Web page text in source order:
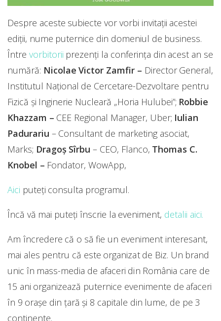
Despre aceste subiecte vor vorbi invitații acestei
ediții, nume puternice din domeniul de business.
Între vorbitorii prezenți la conferința din acest an se
numără: Nicolae Victor Zamfir – Director General,
Institutul Național de Cercetare-Dezvoltare pentru
Fizică și Inginerie Nucleară „Horia Hulubei”; Robbie
Khazzam – CEE Regional Manager, Uber; Iulian
Padurariu – Consultant de marketing asociat,
Marks; Dragoș Sîrbu – CEO, Flanco, Thomas C.
Knobel – Fondator, WowApp,
Aici puteți consulta programul.
Încă vă mai puteți înscrie la eveniment, detalii aici.
Am încredere că o să fie un eveniment interesant,
mai ales pentru că este organizat de Biz. Un brand
unic în mass-media de afaceri din România care de
15 ani organizează puternice evenimente de afaceri
în 9 orașe din țară și 8 capitale din lume, de pe 3
continente.